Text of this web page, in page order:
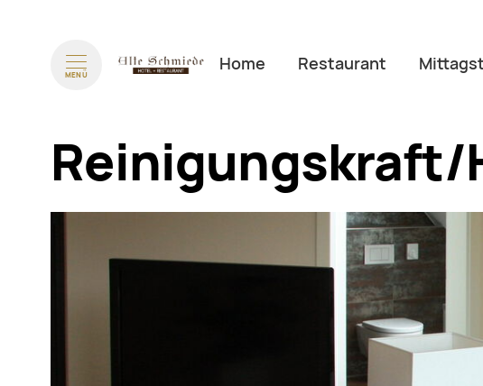
MENÜ
Navigation überspringen
Home Restaurant
Reinigungskraft/